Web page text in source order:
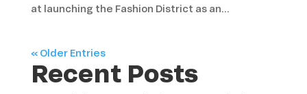
at launching the Fashion District as an...
« Older Entries
Recent Posts